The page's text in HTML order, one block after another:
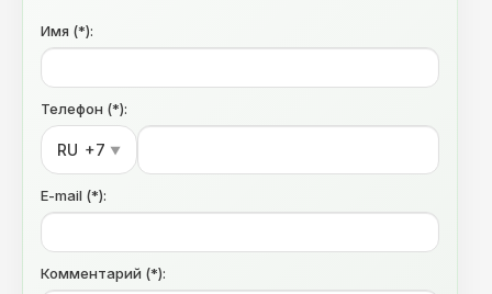
Имя (*):
Телефон (*):
RU +7 ▼
E-mail (*):
Комментарий (*):